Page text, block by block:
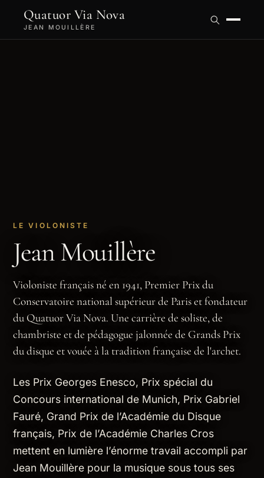
Quatuor Via Nova
JEAN MOUILLÈRE
LE VIOLONISTE
Jean Mouillère
Violoniste français né en 1941, Premier Prix du
Conservatoire national supérieur de Paris et fondateur
du Quatuor Via Nova. Une carrière de soliste, de
chambriste et de pédagogue jalonnée de Grands Prix
du disque et vouée à la tradition française de l'archet.
Les Prix Georges Enesco, Prix spécial du
Concours international de Munich, Prix Gabriel
Fauré, Grand Prix de l’Académie du Disque
français, Prix de l’Académie Charles Cros
mettent en lumière l’énorme travail accompli par
Jean Mouillère pour la musique sous tous ses